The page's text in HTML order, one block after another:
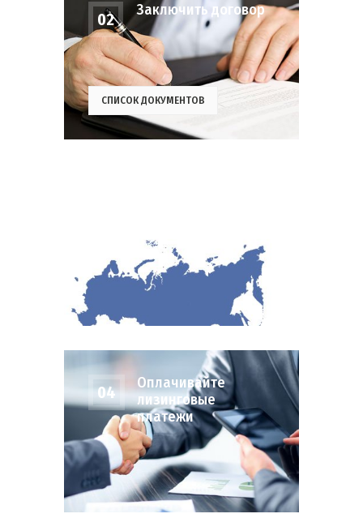
02 Заключить договор
СПИСОК ДОКУМЕНТОВ
04
Оплачивайте
лизинговые
платежи